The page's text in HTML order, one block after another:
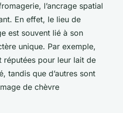
l’ancrage spatial
En effet, le lieu de
est souvent lié à son
unique. Par exemple,
réputées pour leur lait de
tandis que d’autres sont
de chèvre